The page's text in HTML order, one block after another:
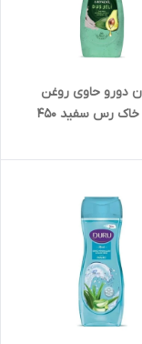
دورو حاوی روغن
آووکادو و خاک رس سفید 450